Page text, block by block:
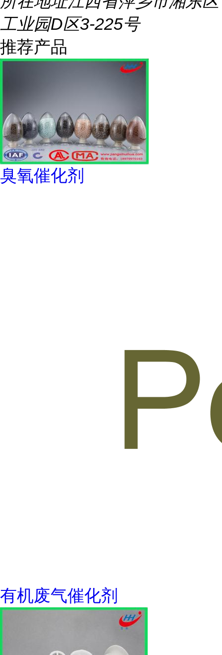
工业园D区3-225号
推荐产品
臭氧催化剂
有机废气催化剂